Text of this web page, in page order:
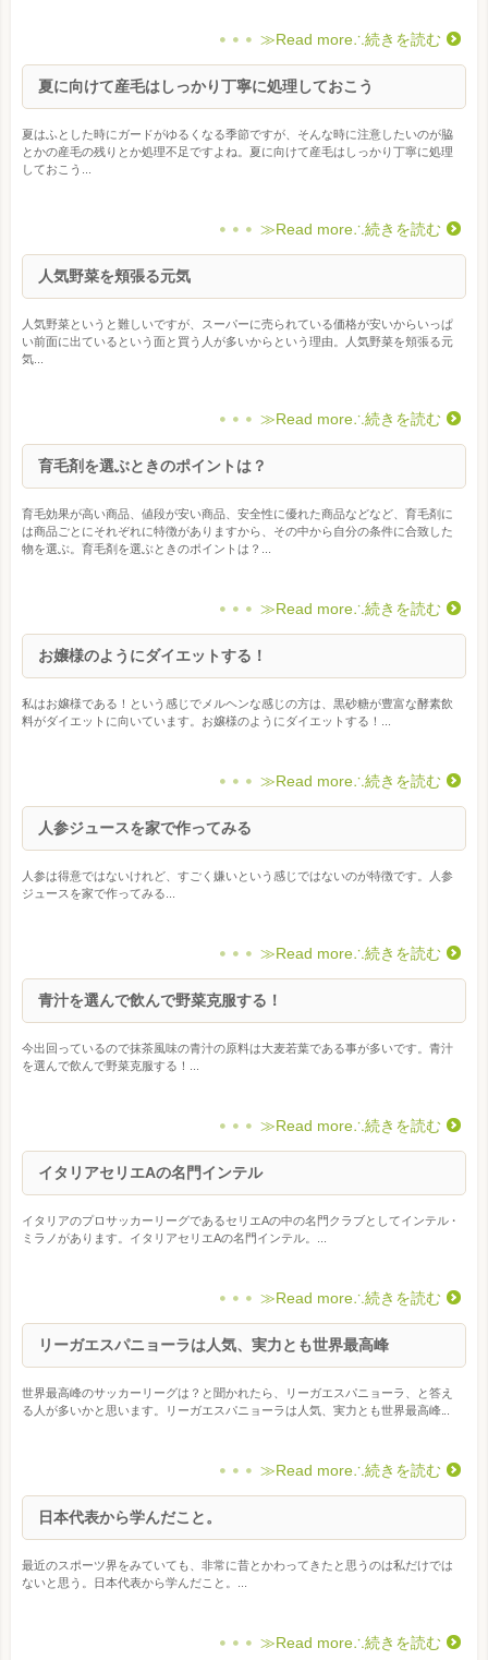
≫Read more∴続きを読む
夏に向けて産毛はしっかり丁寧に処理しておこう
夏はふとした時にガードがゆるくなる季節ですが、そんな時に注意したいのが脇
とかの産毛の残りとか処理不足ですよね。夏に向けて産毛はしっかり丁寧に処理
しておこう...
≫Read more∴続きを読む
人気野菜を頬張る元気
人気野菜というと難しいですが、スーパーに売られている価格が安いからいっぱ
い前面に出ているという面と買う人が多いからという理由。人気野菜を頬張る元
気...
≫Read more∴続きを読む
育毛剤を選ぶときのポイントは？
育毛効果が高い商品、値段が安い商品、安全性に優れた商品などなど、育毛剤に
は商品ごとにそれぞれに特徴がありますから、その中から自分の条件に合致した
物を選ぶ。育毛剤を選ぶときのポイントは？...
≫Read more∴続きを読む
お嬢様のようにダイエットする！
私はお嬢様である！という感じでメルヘンな感じの方は、黒砂糖が豊富な酵素飲
料がダイエットに向いています。お嬢様のようにダイエットする！...
≫Read more∴続きを読む
人参ジュースを家で作ってみる
人参は得意ではないけれど、すごく嫌いという感じではないのが特徴です。人参
ジュースを家で作ってみる...
≫Read more∴続きを読む
青汁を選んで飲んで野菜克服する！
今出回っているので抹茶風味の青汁の原料は大麦若葉である事が多いです。青汁
を選んで飲んで野菜克服する！...
≫Read more∴続きを読む
イタリアセリエAの名門インテル
イタリアのプロサッカーリーグであるセリエAの中の名門クラブとしてインテル・
ミラノがあります。イタリアセリエAの名門インテル。...
≫Read more∴続きを読む
リーガエスパニョーラは人気、実力とも世界最高峰
世界最高峰のサッカーリーグは？と聞かれたら、リーガエスパニョーラ、と答え
る人が多いかと思います。リーガエスパニョーラは人気、実力とも世界最高峰...
≫Read more∴続きを読む
日本代表から学んだこと。
最近のスポーツ界をみていても、非常に昔とかわってきたと思うのは私だけでは
ないと思う。日本代表から学んだこと。...
≫Read more∴続きを読む